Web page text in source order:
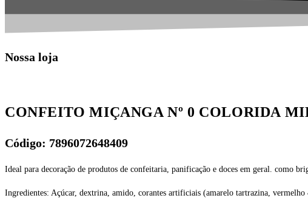
0
COLORIDA
CORES
-
Nossa loja
CONFEITO MIÇANGA Nº 0 COLORIDA
Código: 7896072648409
Ideal para decoração de produtos de confeitaria, panificação e doces em geral. como
Ingredientes: Açúcar, dextrina, amido, corantes artificiais (amarelo tartrazina,